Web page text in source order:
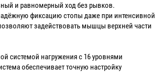
и равномерный ход без рывков.
фиксацию стопы даже при интенсивной
задействовать мышцы верхней части
системой нагружения с 16 уровнями
обеспечивает точную настройку